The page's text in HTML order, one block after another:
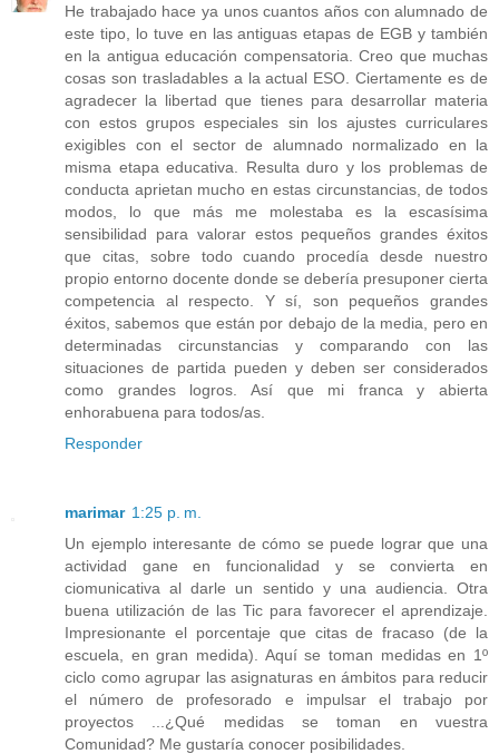
He trabajado hace ya unos cuantos años con alumnado de
este tipo, lo tuve en las antiguas etapas de EGB y también
en la antigua educación compensatoria. Creo que muchas
cosas son trasladables a la actual ESO. Ciertamente es de
agradecer la libertad que tienes para desarrollar materia
con estos grupos especiales sin los ajustes curriculares
exigibles con el sector de alumnado normalizado en la
misma etapa educativa. Resulta duro y los problemas de
conducta aprietan mucho en estas circunstancias, de todos
modos, lo que más me molestaba es la escasísima
sensibilidad para valorar estos pequeños grandes éxitos
que citas, sobre todo cuando procedía desde nuestro
propio entorno docente donde se debería presuponer cierta
competencia al respecto. Y sí, son pequeños grandes
éxitos, sabemos que están por debajo de la media, pero en
determinadas circunstancias y comparando con las
situaciones de partida pueden y deben ser considerados
como grandes logros. Así que mi franca y abierta
enhorabuena para todos/as.
Responder
marimar 1:25 p. m.
Un ejemplo interesante de cómo se puede lograr que una
actividad gane en funcionalidad y se convierta en
ciomunicativa al darle un sentido y una audiencia. Otra
buena utilización de las Tic para favorecer el aprendizaje.
Impresionante el porcentaje que citas de fracaso (de la
escuela, en gran medida). Aquí se toman medidas en 1º
ciclo como agrupar las asignaturas en ámbitos para reducir
el número de profesorado e impulsar el trabajo por
proyectos ...¿Qué medidas se toman en vuestra
Comunidad? Me gustaría conocer posibilidades.